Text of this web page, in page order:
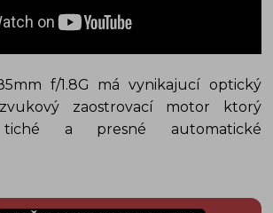
f/1.8G má vynikajucí optický
zaostrovací motor ktorý
tiché a presné automatické